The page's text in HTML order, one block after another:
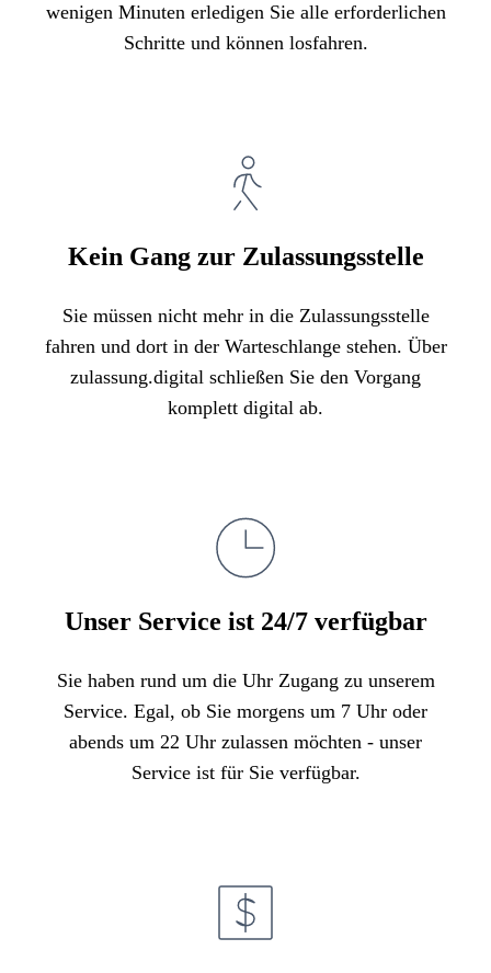
wenigen Minuten erledigen Sie alle erforderlichen
Schritte und können losfahren.
Kein Gang zur Zulassungsstelle
Sie müssen nicht mehr in die Zulassungsstelle
fahren und dort in der Warteschlange stehen. Über
zulassung.digital schließen Sie den Vorgang
komplett digital ab.
Unser Service ist 24/7 verfügbar
Sie haben rund um die Uhr Zugang zu unserem
Service. Egal, ob Sie morgens um 7 Uhr oder
abends um 22 Uhr zulassen möchten - unser
Service ist für Sie verfügbar.